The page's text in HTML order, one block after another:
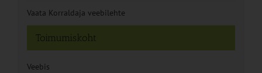
Toimumiskoht
Veebis
Vaata Korraldaja veebilehte